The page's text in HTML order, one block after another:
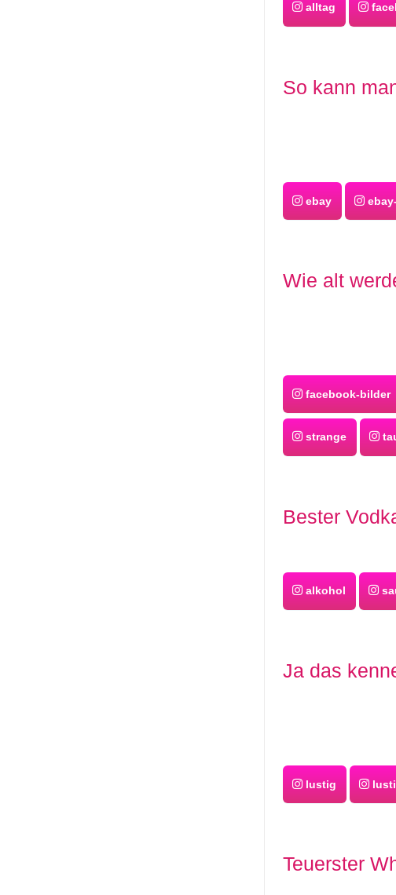
alltag
So kann
ebay
Wie alt
facebook-bilder
strange
Bester
alkohol
Ja das
lustig
Teuerster